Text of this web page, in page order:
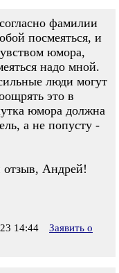
фамилии
посмеяться, и
юмора,
надо мной.
люди могут
это в
юмора должна
а не попусту -
отзыв, Андрей!
14:44
Заявить о